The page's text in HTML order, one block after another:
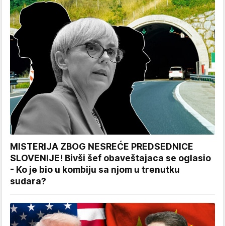
MISTERIJA ZBOG NESREĆE PREDSEDNICE
SLOVENIJE! Bivši šef obaveštajaca se oglasio
- Ko je bio u kombiju sa njom u trenutku
sudara?